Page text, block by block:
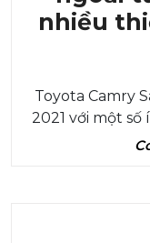
nhiều
Toyota Camry
2021 với một số